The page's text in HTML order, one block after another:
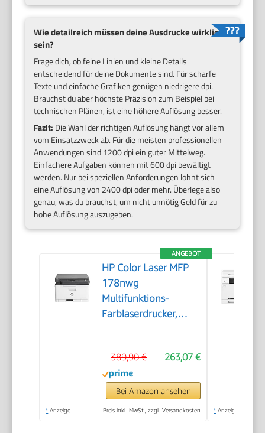
Wie detailreich müssen deine Ausdrucke wirklich
sein?
Frage dich, ob feine Linien und kleine Details
entscheidend für deine Dokumente sind. Für scharfe
Texte und einfache Grafiken genügen niedrigere dpi.
Brauchst du aber höchste Präzision zum Beispiel bei
technischen Plänen, ist eine höhere Auflösung besser.
Fazit: Die Wahl der richtigen Auflösung hängt vor allem
vom Einsatzzweck ab. Für die meisten professionellen
Anwendungen sind 1200 dpi ein guter Mittelweg.
Einfachere Aufgaben können mit 600 dpi bewältigt
werden. Nur bei speziellen Anforderungen lohnt sich
eine Auflösung von 2400 dpi oder mehr. Überlege also
genau, was du brauchst, um nicht unnötig Geld für zu
hohe Auflösung auszugeben.
ANGEBOT
HP Color Laser MFP
178nwg
Multifunktions-
Farblaserdrucker,
Ethernet, USB, Smart
App
263,07 €
389,90 €
Bei Amazon ansehen
* Anzeige Preis inkl. MwSt., zzgl. Versandkosten * Anzeige